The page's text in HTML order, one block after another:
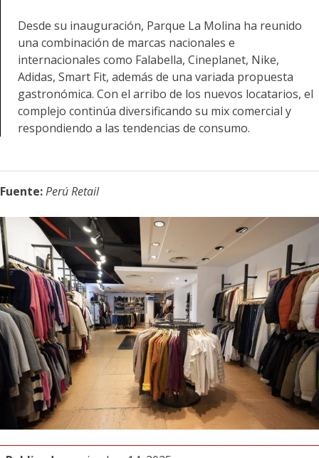
Desde su inauguración, Parque La Molina ha reunido
una combinación de marcas nacionales e
internacionales como Falabella, Cineplanet, Nike,
Adidas, Smart Fit, además de una variada propuesta
gastronómica. Con el arribo de los nuevos locatarios, el
complejo continúa diversificando su mix comercial y
respondiendo a las tendencias de consumo.
Fuente:Perú Retail